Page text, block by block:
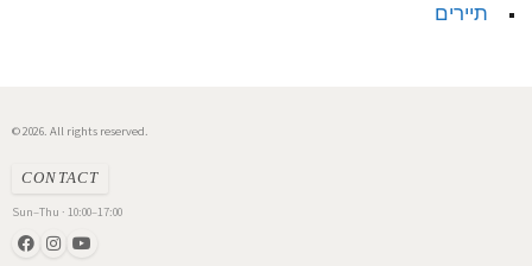
תיירים
© 2026. All rights reserved.
CONTACT
Sun–Thu · 10:00–17:00